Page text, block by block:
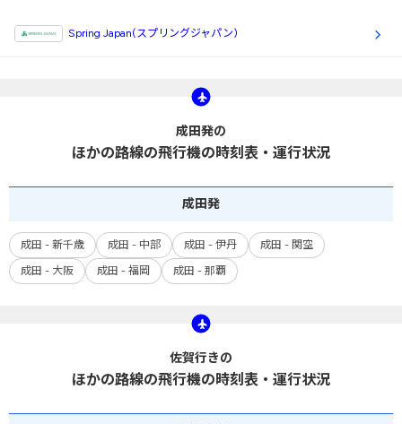
Spring Japan(スプリングジャパン)
成田発の
ほかの路線の飛行機の時刻表・運行状況
成田発
成田 - 新千歳 成田 - 中部 成田 - 伊丹 成田 - 関空
成田 - 大阪 成田 - 福岡 成田 - 那覇
佐賀行きの
ほかの路線の飛行機の時刻表・運行状況